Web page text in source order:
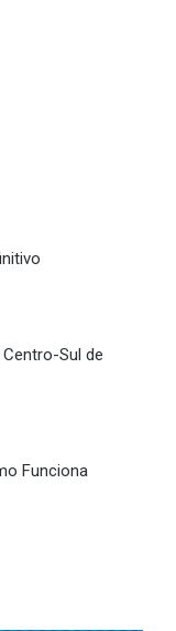
Sul de
Funciona